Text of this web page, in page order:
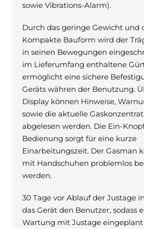
sowie Vibrations-Alarm).
Durch das geringe Gewicht und
Kompakte Bauform wird der
in seinen Bewegungen
im Lieferumfang enthaltene
ermöglicht eine sichere
Geräts währen der Benutzung.
Display können Hinweise,
sowie die aktuelle
abgelesen werden. Die Ein-
Bedienung sorgt für eine kurze
Einarbeitungszeit. Der Gasman
mit Handschuhen problemlos
werden.
30 Tage vor Ablauf der Justage
das Gerät den Benutzer, sodass
Wartung mit Justage